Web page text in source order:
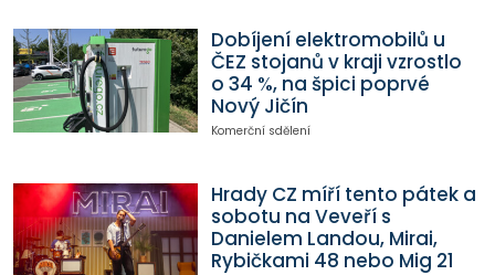
Dobíjení elektromobilů u
ČEZ stojanů v kraji vzrostlo
o 34 %, na špici poprvé
Nový Jičín
Komerční sdělení
Hrady CZ míří tento pátek a
sobotu na Veveří s
Danielem Landou, Mirai,
Rybičkami 48 nebo Mig 21